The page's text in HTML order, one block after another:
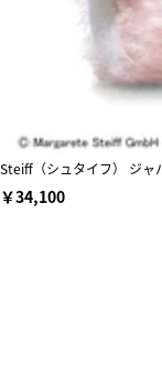
Steiff（シュタイフ） ジャ
￥34,100